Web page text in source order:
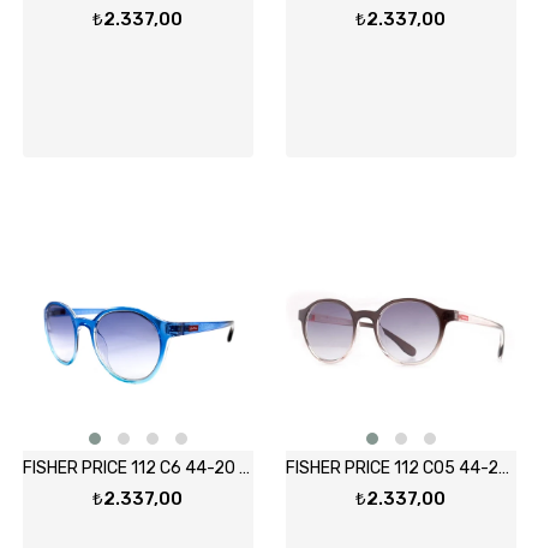
₺2.337,00 ₺2.337,00
FISHER PRICE 112 C6 44-20 Güneş Gözlüğü
₺2.337,00
FISHER PRICE 112 C05 44-20 Güneş Gözlüğü
₺2.337,00